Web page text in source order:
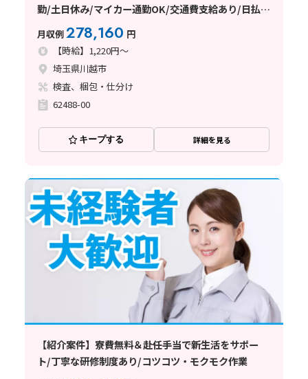
勤/土日休み/マイカー通勤OK/交通費支給あり/日払
い・週払い制度あり
月収例278,160 円
【時給】1,220円～
埼玉県川越市
検査、梱包・仕分け
62488-00
キープする 詳細を見る
【紹介案件】寮費無料＆赴任手当で新生活をサポー
ト/丁寧な研修制度あり/コツコツ・モクモク作業